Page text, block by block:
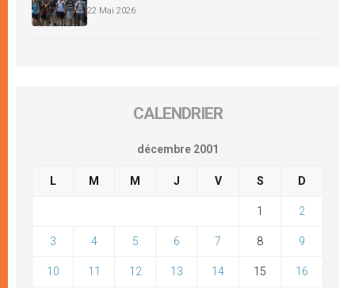
22 Mai 2026
CALENDRIER
décembre 2001
L M M J V S D
1 2
3 4 5 6 7 8 9
10 11 12 13 14 15 16